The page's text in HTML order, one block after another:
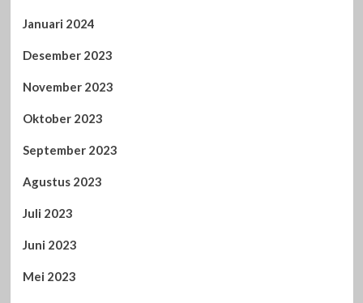
Januari 2024
Desember 2023
November 2023
Oktober 2023
September 2023
Agustus 2023
Juli 2023
Juni 2023
Mei 2023